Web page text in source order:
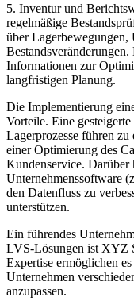
5. Inventur und
regelmäßige
über Lagerbewegungen,
Informationen zur
langfristigen Planung.
Die Implementierung
Vorteile. Eine
Lagerprozesse führen
einer Optimierung des
Kundenservice. Darüber
Unternehmenssoftware
den Datenfluss zu
unterstützen.
Ein führendes
LVS-Lösungen ist XYZ
Expertise ermöglichen
Unternehmen
anzupassen.